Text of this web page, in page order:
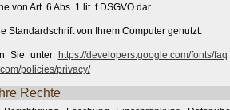
von Art. 6 Abs. 1 lit. f DSGVO dar.
Standardschrift von Ihrem Computer genutzt.
Sie unter https://developers.google.com/fonts/faq
policies/privacy/
Ihre Rechte